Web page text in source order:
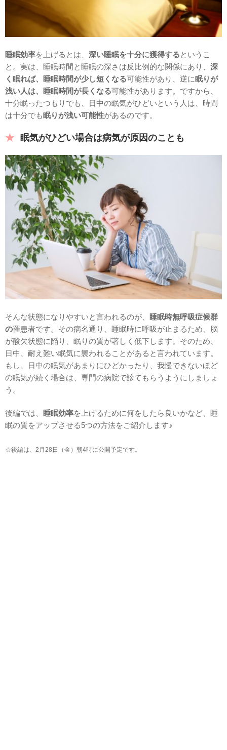
睡眠効率を上げるとは、 深い睡眠を十分に獲得するというこ
と。実は、睡眠時間と睡眠の深さは反比例的な関係にあり、 深
く眠れば、睡眠時間が少し短くなる可能性があり、逆に眠りが
浅い人は、睡眠時間が長くなる可能性があります。ですから、
十分眠ったつもりでも、日中の眠気がひどいという人は、時間
は十分でも眠りが浅い可能性があるのです。
眠気がひどい場合は病気が原因のことも
そんな状態になりやすいと言われるのが、
睡眠時無呼吸症候群
の罹患者です。その病名通り、睡眠時に呼吸が止まるため、脳
が酸欠状態に陥り、眠りの質が著しく低下します。そのため、
日中、耐え難い眠気に襲われることがあると言われています。
もし、日中の眠気があまりにひどかったり、我慢できないほど
の眠気が続く場合は、専門の病院で診てもらうようにしましょ
う。
後編では、 睡眠効率を上げるために何をしたら良いかなど、睡
眠の質をアップさせる5つの方法をご紹介します♪
☆後編は、2月28日（金） 朝4時に公開予定です。